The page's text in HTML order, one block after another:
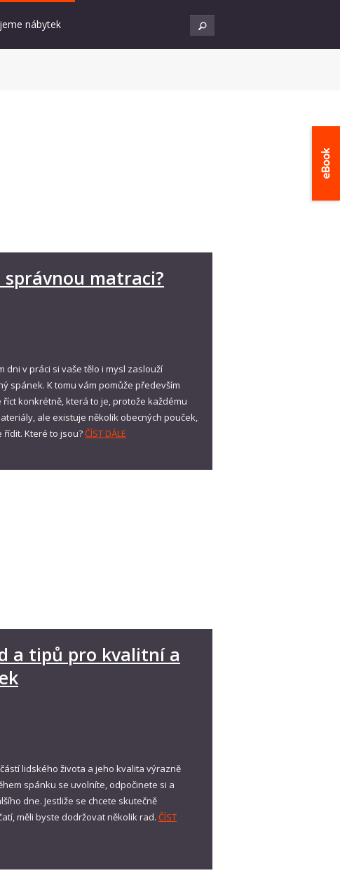
nábytek
správnou matraci?
dni v práci si vaše tělo i mysl zaslouží
spánek. K tomu vám pomůže především
říct konkrétně, která to je, protože každému
ale existuje několik obecných pouček,
Které to jsou?ČÍST DÁLE
a tipů pro kvalitní a
lidského života a jeho kvalita výrazně
spánku se uvolníte, odpočinete si a
dne. Jestliže se chcete skutečně
měli byste dodržovat několik rad. ČÍST